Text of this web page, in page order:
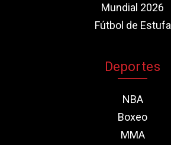
Mundial 2026
Fútbol de Estufa
Deportes
NBA
Boxeo
MMA